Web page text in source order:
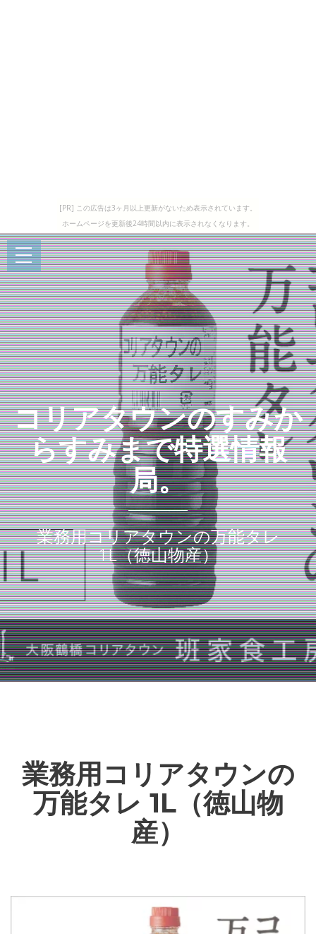
[PR] この広告は3ヶ月以上更新がないため表示されています。
ホームページを更新後24時間以内に表示されなくなります。
コリアタウンのすみか
らすみまで特選情報
局。
業務用コリアタウンの万能タレ
1L（徳山物産）
業務用コリアタウンの
万能タレ 1L（徳山物
産）